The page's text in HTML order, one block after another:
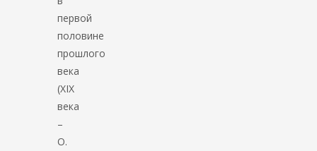
первой
половине
прошлого
века
(ХIХ
века
–
О.